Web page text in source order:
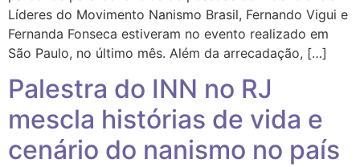
Líderes do Movimento Nanismo Brasil, Fernando Vigui e
Fernanda Fonseca estiveram no evento realizado em
São Paulo, no último mês. Além da arrecadação, […]
Palestra do INN no RJ
mescla histórias de vida e
cenário do nanismo no país